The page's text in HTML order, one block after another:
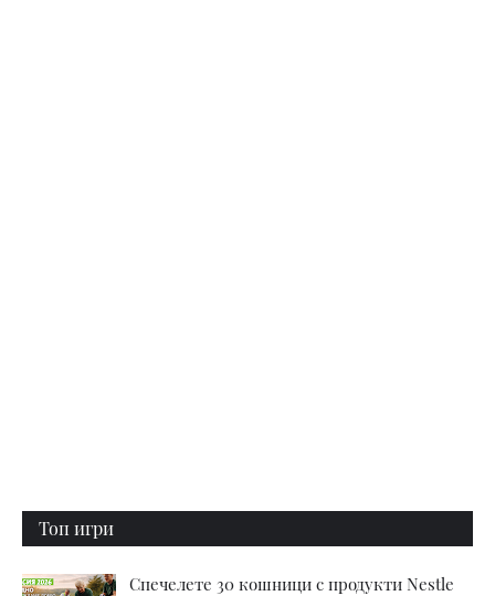
Топ игри
Спечелете 30 кошници с продукти Nestle